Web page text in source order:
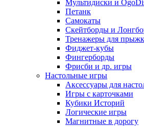
Мультидиски и
Петанк
Самокаты
Скейтборды и
Тренажеры для
Фиджет-кубы
Фингерборды
Фрисби и др. игры
Настольные игры
Аксессуары для
Игры с карточками
Кубики Историй
Логические игры
Магнитные в дорогу